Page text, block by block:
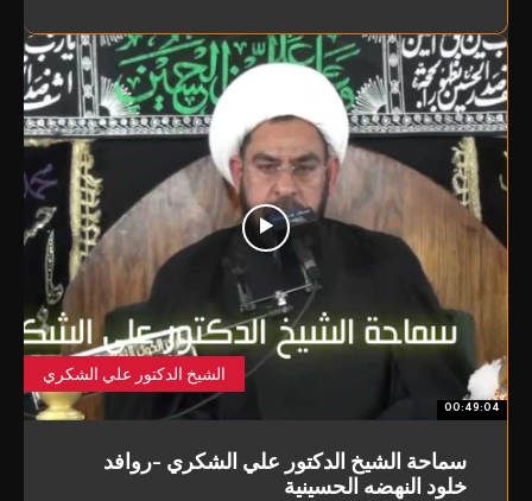
الشيخ الدكتور علي الشكري
00:49:04
سماحة الشيخ الدكتور علي الشكري -روافد
خلود النهضه الحسينية